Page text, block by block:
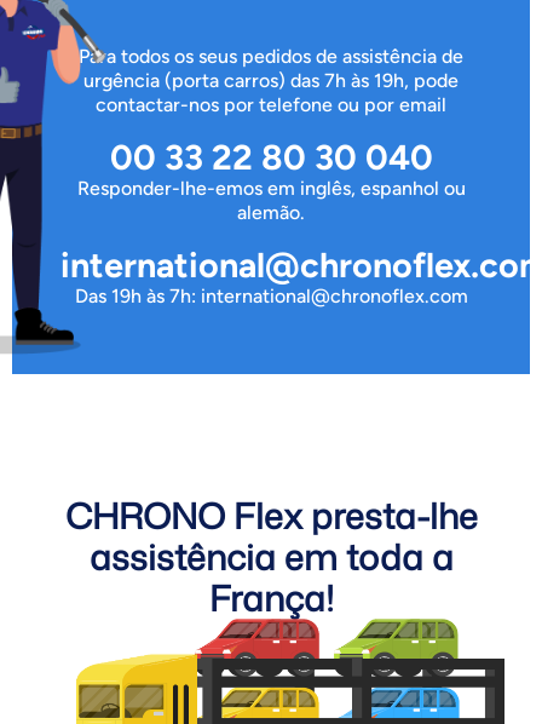
Para todos os seus pedidos de assistência de
urgência (porta carros) das 7h às 19h, pode
contactar-nos por telefone ou por email
00 33 22 80 30 040
Responder-lhe-emos em inglês, espanhol ou
alemão.
Das 19h às 7h: international@chronoflex.com
CHRONO Flex presta-lhe
assistência em toda a
França!